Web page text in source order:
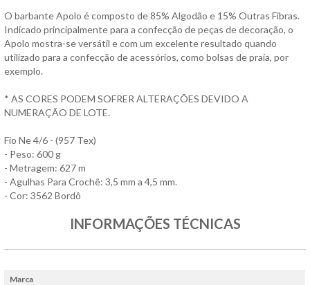
O barbante Apolo é composto de 85% Algodão e 15% Outras Fibras.
Indicado principalmente para a confecção de peças de decoração, o
Apolo mostra-se versátil e com um excelente resultado quando
utilizado para a confecção de acessórios, como bolsas de praia, por
exemplo.
* AS CORES PODEM SOFRER ALTERAÇÕES DEVIDO A
NUMERAÇÃO DE LOTE.
Fio Ne 4/6 - (957 Tex)
- Peso: 600 g
- Metragem: 627 m
- Agulhas Para Crochê: 3,5 mm a 4,5 mm.
- Cor: 3562 Bordô
INFORMAÇÕES TÉCNICAS
Marca